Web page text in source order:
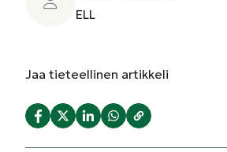
ELL
Jaa tieteellinen artikkeli